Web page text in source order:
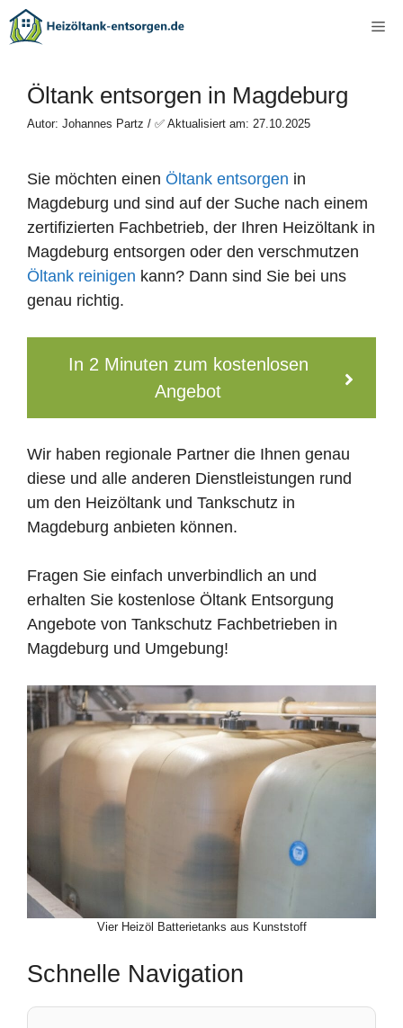
Zum
Inhalt
Öltank entsorgen in Magdeburg
Autor: Johannes Partz / ✅ Aktualisiert am: 27.10.2025
Sie möchten einen Öltank entsorgen in
Magdeburg und sind auf der Suche nach einem
zertifizierten Fachbetrieb, der Ihren Heizöltank in
Magdeburg entsorgen oder den verschmutzen
Öltank reinigen kann? Dann sind Sie bei uns
genau richtig.
In 2 Minuten zum kostenlosen
Angebot
Wir haben regionale Partner die Ihnen genau
diese und alle anderen Dienstleistungen rund
um den Heizöltank und Tankschutz in
Magdeburg anbieten können.
Fragen Sie einfach unverbindlich an und
erhalten Sie kostenlose Öltank Entsorgung
Angebote von Tankschutz Fachbetrieben in
Magdeburg und Umgebung!
Vier Heizöl Batterietanks aus Kunststoff
Schnelle Navigation